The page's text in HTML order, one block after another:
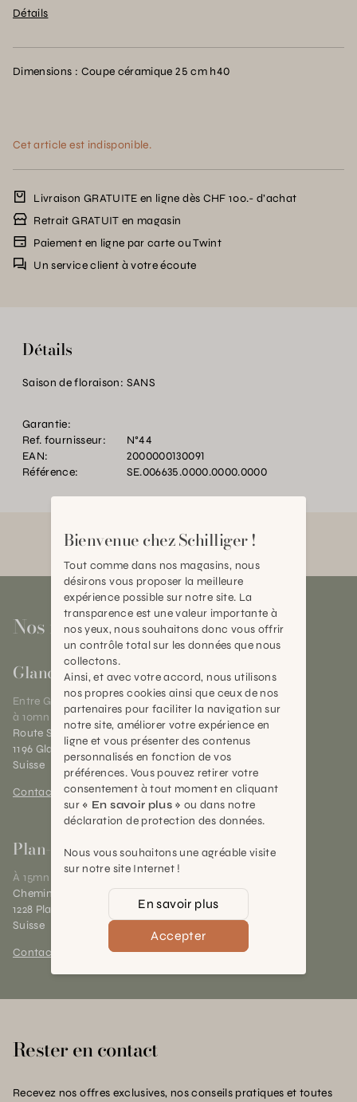
Détails
Dimensions : Coupe céramique 25 cm h40
Cet article est indisponible.
Livraison GRATUITE en ligne dès CHF 100.- d’achat
Retrait GRATUIT en magasin
Paiement en ligne par carte ou Twint
Un service client à votre écoute
Détails
Saison de floraison: SANS
Garantie:
Ref. fournisseur:
N°44
EAN:
2000000130091
Référence:
SE.006635.0000.0000.0000
Nos magasins
Gland
Entre Genève et Lausanne,
à 10mn de Nyon
Route Suisse 40
1196 Gland (VD)
Suisse
Contact et horaires
Plan-les-Ouates
À 15mn du centre de Genève
Chemin des Charrotons 25
1228 Plan-les-Ouates (GE)
Suisse
Contact et horaires
Rester en contact
Recevez nos offres exclusives, nos conseils pratiques et toutes
Bienvenue chez Schilliger !
Tout comme dans nos magasins, nous
désirons vous proposer la meilleure
expérience possible sur notre site. La
transparence est une valeur importante à
nos yeux, nous souhaitons donc vous offrir
un contrôle total sur les données que nous
collectons.
Ainsi, et avec votre accord, nous utilisons
nos propres cookies ainsi que ceux de nos
partenaires pour faciliter la navigation sur
notre site, améliorer votre expérience en
ligne et vous présenter des contenus
personnalisés en fonction de vos
préférences. Vous pouvez retirer votre
consentement à tout moment en cliquant
sur « En savoir plus » ou dans notre
déclaration de protection des données.
Nous vous souhaitons une agréable visite
sur notre site Internet !
En savoir plus
Accepter